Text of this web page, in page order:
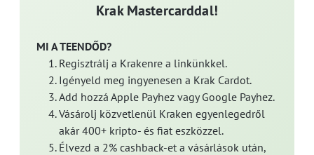
Krak Mastercarddal!
MI A TEENDŐD?
Regisztrálj a Krakenre a linkünkkel.
Igényeld meg ingyenesen a Krak Cardot.
Add hozzá Apple Payhez vagy Google Payhez.
Vásárolj közvetlenül Kraken egyenlegedről
akár 400+ kripto- és fiat eszközzel.
Élvezd a 2% cashback-et a vásárlások után,